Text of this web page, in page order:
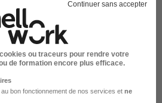
il y a 17 jours
Continuer sans accepter
ou traceurs pour rendre votre
de formation encore plus efficace.
bon fonctionnement de nos services et ne